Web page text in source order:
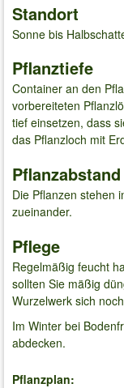
Standort
Sonne bis
Pflanztiefe
Container an den
vorbereiteten
tief einsetzen, dass
das Pflanzloch mit
Pflanzabstand
Die Pflanzen stehen
zueinander.
Pflege
Regelmäßig feucht
sollten Sie mäßig
Wurzelwerk sich
Im Winter bei
abdecken.
Pflanzplan: